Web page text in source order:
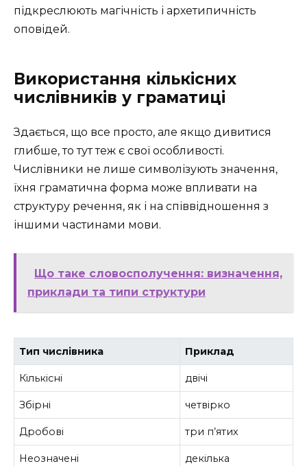
підкреслюють магічність і архетипичність
оповідей.
Використання кількісних
числівників у граматиці
Здається, що все просто, але якщо дивитися
глибше, то тут теж є свої особливості.
Числівники не лише символізують значення,
їхня граматична форма може впливати на
структуру речення, як і на співвідношення з
іншими частинами мови.
Що таке словосполучення: визначення,
приклади та типи структури
Тип числівника Приклад
Кількісні двічі
Збірні четвірко
Дробові три п’ятих
Неозначені декілька